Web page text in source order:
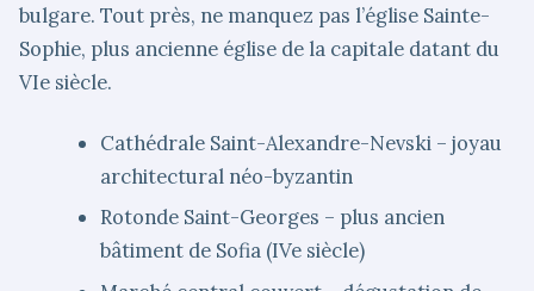
bulgare. Tout près, ne manquez pas l’église Sainte-
Sophie, plus ancienne église de la capitale datant du
VIe siècle.
Cathédrale Saint-Alexandre-Nevski – joyau
architectural néo-byzantin
Rotonde Saint-Georges – plus ancien
bâtiment de Sofia (IVe siècle)